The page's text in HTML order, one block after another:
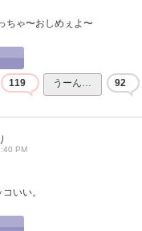
ちゃ〜おしめぇよ〜
119 うーん… 92
PM
いい。